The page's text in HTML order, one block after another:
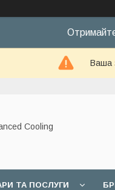
Ваша
Cooling
ТА ПОСЛУГИ